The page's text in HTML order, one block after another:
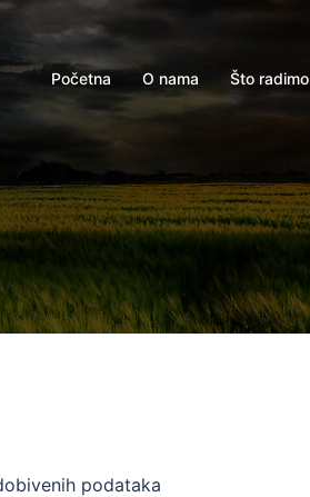
Početna O nama Što radimo
podataka